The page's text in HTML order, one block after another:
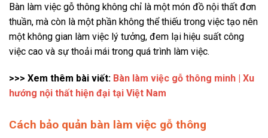
Bàn làm việc gỗ thông không chỉ là một món đồ nội thất đơn
thuần, mà còn là một phần không thể thiếu trong việc tạo nên
một không gian làm việc lý tưởng, đem lại hiệu suất công
việc cao và sự thoải mái trong quá trình làm việc.
>>> Xem thêm bài viết: Bàn làm việc gỗ thông minh | Xu
hướng nội thất hiện đại tại Việt Nam
Cách bảo quản bàn làm việc gỗ thông